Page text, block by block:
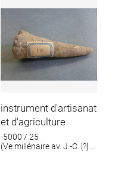
instrument d'artisanat
et d'agriculture
-5000 / 25
(Ve millénaire av. J.-C. [?] ;